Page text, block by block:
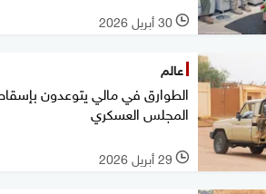
l 30 أبريل 2026
عالم
الطوارق في مالي يتوعدون
المجلس العسكري
l 29 أبريل 2026